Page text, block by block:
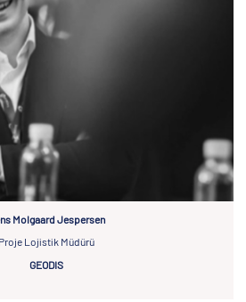
Molgaard Jespersen
Proje Lojistik Müdürü
GEODIS